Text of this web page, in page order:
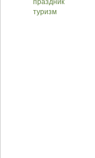
праздник
туризм